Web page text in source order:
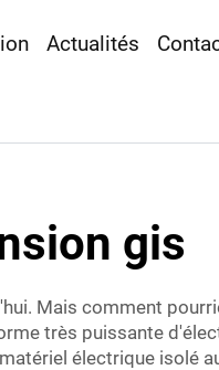
Actualités
gis
Mais comment
très puissante
électrique isolé